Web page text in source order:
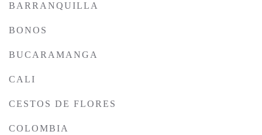
BARRANQUILLA
BONOS
BUCARAMANGA
CALI
CESTOS DE FLORES
COLOMBIA